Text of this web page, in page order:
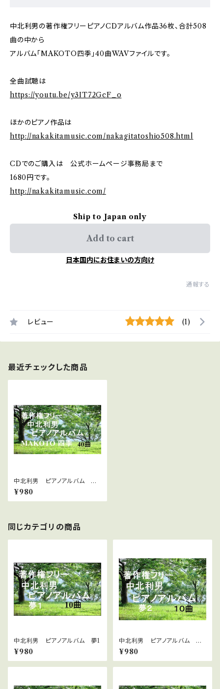
中北利男の著作権フリーピアノCDアルバム作品36枚、合計508
曲の中から
アルバム「MAKOTO四季」40曲WAVファイルです。
全曲試聴は
https://youtu.be/y3IT72GcF_o
ほかのピアノ作品は
http://nakakitamusic.com/nakagitatoshio508.html
CDでのご購入は 公式ホームページ事務局まで
1680円です。
http://nakakitamusic.com/
Ship to Japan only
Add to cart
日本国内にお住まいの方向け
通報する
レビュー (1)
最近チェックした商品
中北利男 ピアノアルバム M
AKOTO四季
¥980
同じカテゴリの商品
中北利男 ピアノアルバム 夢1
¥980
中北利男 ピアノアルバム 夢
２
¥980